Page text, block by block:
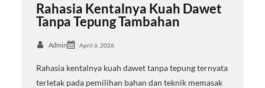
Rahasia Kentalnya Kuah Dawet
Tanpa Tepung Tambahan
Admin April 6, 2026
Rahasia kentalnya kuah dawet tanpa tepung ternyata
terletak pada pemilihan bahan dan teknik memasak